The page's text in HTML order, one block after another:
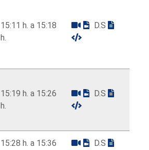
15:11 h. a 15:18
h.
D.S
15:19 h. a 15:26
h.
D.S
15:28 h. a 15:36 D.S